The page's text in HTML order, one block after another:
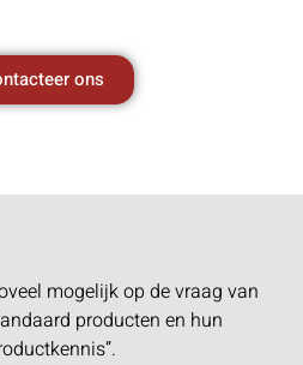
ons
mogelijk op de vraag van
producten en hun